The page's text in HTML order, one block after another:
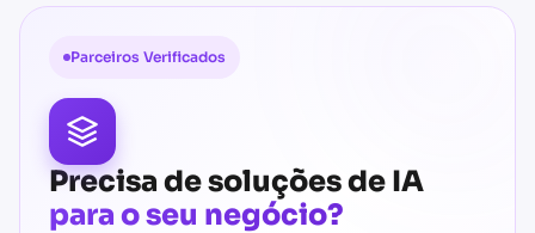
Parceiros Verificados
Precisa de soluções de IA
para o seu negócio?